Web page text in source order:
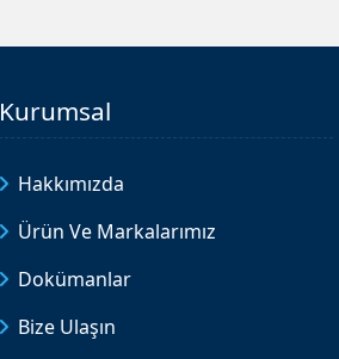
Kurumsal
Hakkımızda
Ürün Ve Markalarımız
Dokümanlar
Bize Ulaşın